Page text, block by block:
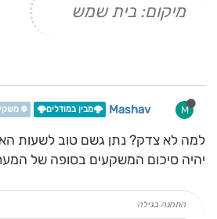
מיקום: בית שמש
M
Mashav 🌩️מבין במודלים🌩️ ❄️
למה לא צדק? נתן גשם טוב לשעות
יהיה סיכום המשקעים בסופה של
התחנה בגילה